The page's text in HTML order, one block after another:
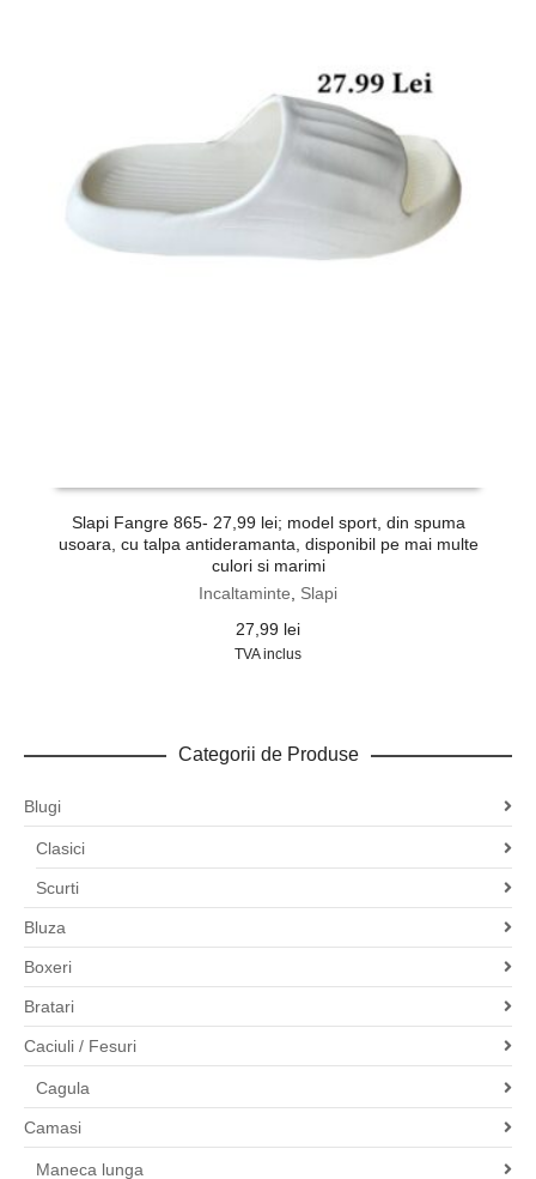
Slapi Fangre 865- 27,99 lei; model sport, din spuma
usoara, cu talpa antideramanta, disponibil pe mai multe
culori si marimi
Incaltaminte, Slapi
27,99 lei
TVA inclus
Categorii de Produse
Blugi
Clasici
Scurti
Bluza
Boxeri
Bratari
Caciuli / Fesuri
Cagula
Camasi
Maneca lunga